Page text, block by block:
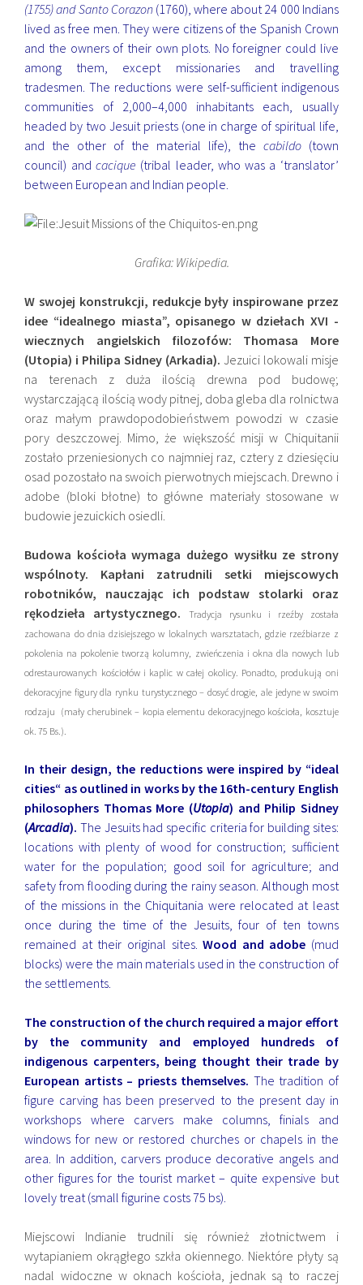
(1755) and Santo Corazon (1760), where about 24 000 Indians
lived as free men. They were citizens of the Spanish Crown
and the owners of their own plots. No foreigner could live
among them, except missionaries and travelling
tradesmen. The reductions were self-sufficient indigenous
communities of 2,000–4,000 inhabitants each, usually
headed by two Jesuit priests (one in charge of spiritual life,
and the other of the material life), the cabildo(town
council) and cacique (tribal leader, who was a ‘translator’
between European and Indian people.
Grafika: Wikipedia.
W swojej konstrukcji, redukcje były inspirowane przez
idee “idealnego miasta”, opisanego w dziełach XVI -
wiecznych angielskich filozofów: Thomasa More
(Utopia) i Philipa Sidney (Arkadia). Jezuici lokowali misje
na terenach z duża ilością drewna pod budowę;
wystarczającą ilością wody pitnej, doba gleba dla rolnictwa
oraz małym prawdopodobieństwem powodzi w czasie
pory deszczowej. Mimo, że większość misji w Chiquitanii
zostało przeniesionych co ​​najmniej raz, cztery z dziesięciu
osad pozostało na swoich pierwotnych miejscach. Drewno i
adobe (bloki błotne) to główne materiały stosowane w
budowie jezuickich osiedli.
Budowa kościoła wymaga dużego wysiłku ze strony
wspólnoty. Kapłani zatrudnili setki miejscowych
robotników, nauczając ich podstaw stolarki oraz
rękodzieła artystycznego.
Tradycja rysunku i rzeźby została
zachowana do dnia dzisiejszego w lokalnych warsztatach, gdzie rzeźbiarze z
pokolenia na pokolenie tworzą kolumny, zwieńczenia i okna dla nowych lub
odrestaurowanych kościołów i kaplic w całej okolicy. Ponadto, produkują oni
dekoracyjne figury dla rynku turystycznego – dosyć drogie, ale jedyne w swoim
rodzaju (mały cherubinek – kopia elementu dekoracyjnego kościoła, kosztuje
ok. 75 Bs.).
In their design, the reductions were inspired by “ideal
cities“ as outlined in works by the 16th-century English
philosophers Thomas More (Utopia) and Philip Sidney
(Arcadia). The Jesuits had specific criteria for building sites:
locations with plenty of wood for construction; sufficient
water for the population; good soil for agriculture; and
safety from flooding during the rainy season. Although most
of the missions in the Chiquitania were relocated at least
once during the time of the Jesuits, four of ten towns
remained at their original sites.Wood and adobe (mud
blocks) were the main materials used in the construction of
the settlements.
The construction of the church required a major effort
by the community and employed hundreds of
indigenous carpenters, being thought their trade by
European artists – priests themselves. The tradition of
figure carving has been preserved to the present day in
workshops where carvers make columns, finials and
windows for new or restored churches or chapels in the
area. In addition, carvers produce decorative angels and
other figures for the tourist market – quite expensive but
lovely treat (small figurine costs 75 bs).
Miejscowi Indianie trudnili się również złotnictwem i
wytapianiem okrągłego szkła okiennego. Niektóre płyty są
nadal widoczne w oknach kościoła, jednak są to raczej